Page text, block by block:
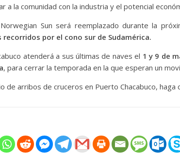
a la comunidad con la industria y el potencial
Sun será reemplazado durante la
recorridos por el cono sur de Sudamérica.
atenderá a sus últimas de naves el 1 y 9 de
, para cerrar la temporada en la que esperan un
de arribos de cruceros en Puerto Chacabuco, haga